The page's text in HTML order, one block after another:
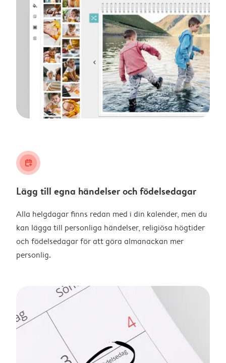
calendar_plus
Lägg till egna händelser och födelsedagar
Alla helgdagar finns redan med i din kalender, men du
kan lägga till personliga händelser, religiösa högtider
och födelsedagar för att göra almanackan mer
personlig.